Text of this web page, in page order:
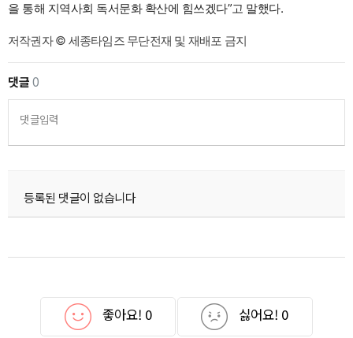
을 통해 지역사회 독서문화 확산에 힘쓰겠다”고 말했다.
저작권자 © 세종타임즈 무단전재 및 재배포 금지
댓글0
댓글입력
등록된 댓글이 없습니다
좋아요! 0 싫어요! 0